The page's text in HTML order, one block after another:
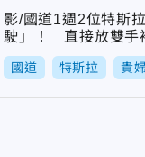
影/國道1週2位特斯
駛」！ 直接放雙手
國道 特斯拉 貴